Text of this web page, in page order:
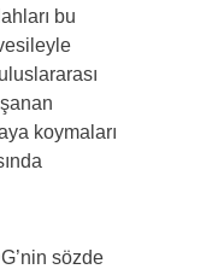
bu
koymaları
sözde